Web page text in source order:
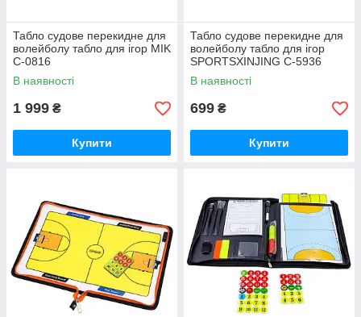
Табло судове перекидне для
волейболу табло для ігор MIK
C-0816
В наявності
1 999 ₴
Купити
Табло судове перекидне для
волейболу табло для ігор
SPORTSXINJING C-5936
В наявності
699 ₴
Купити